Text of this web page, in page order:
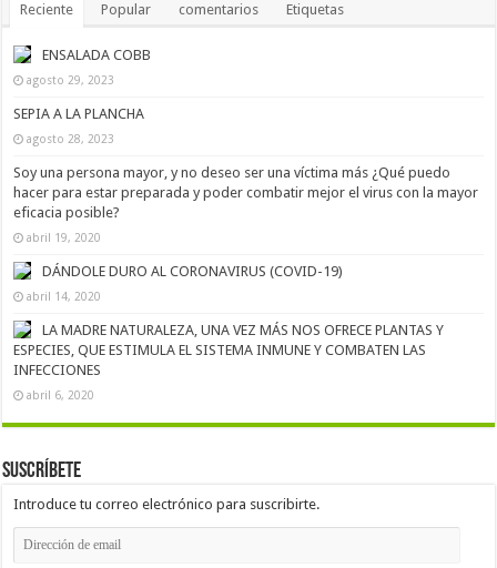
Reciente Popular comentarios Etiquetas
ENSALADA COBB
agosto 29, 2023
SEPIA A LA PLANCHA
agosto 28, 2023
Soy una persona mayor, y no deseo ser una víctima más ¿Qué puedo
hacer para estar preparada y poder combatir mejor el virus con la mayor
eficacia posible?
abril 19, 2020
DÁNDOLE DURO AL CORONAVIRUS (COVID-19)
abril 14, 2020
LA MADRE NATURALEZA, UNA VEZ MÁS NOS OFRECE PLANTAS Y
ESPECIES, QUE ESTIMULA EL SISTEMA INMUNE Y COMBATEN LAS
INFECCIONES
abril 6, 2020
Suscríbete
Introduce tu correo electrónico para suscribirte.
Dirección
de